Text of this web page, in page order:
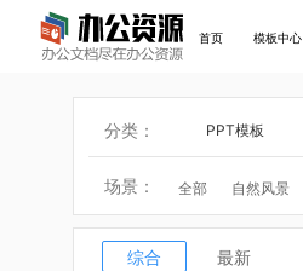
首页 模板中心
分类： PPT模板
场景： 全部 自然风景
动物 医学/健康
综合 最新